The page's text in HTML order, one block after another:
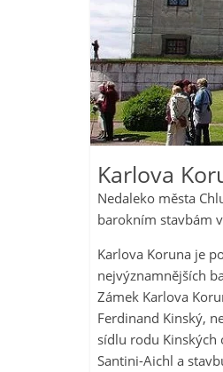
Karlova
Nedaleko města
barokním stavbám
Karlova Koruna je
nejvýznamnějších
Zámek Karlova
Ferdinand Kinský,
sídlu rodu
Santini-Aichl a